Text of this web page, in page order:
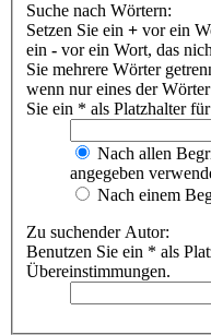
Suche nach Wörtern:
Setzen Sie ein + vor ein
ein - vor ein Wort, das
Sie mehrere Wörter
wenn nur eines der
Sie ein * als Platzhalter
Nach allen
angegeben
Nach einem
Zu suchender Autor:
Benutzen Sie ein * als
Übereinstimmungen.